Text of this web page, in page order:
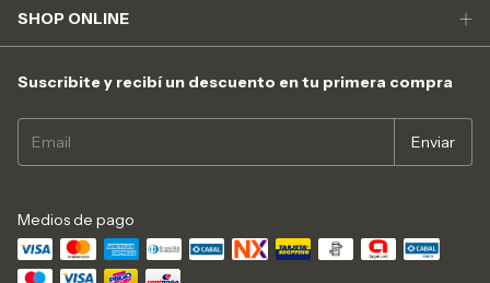
SHOP ONLINE
Suscribite y recibí un descuento en tu primera compra
Medios de pago